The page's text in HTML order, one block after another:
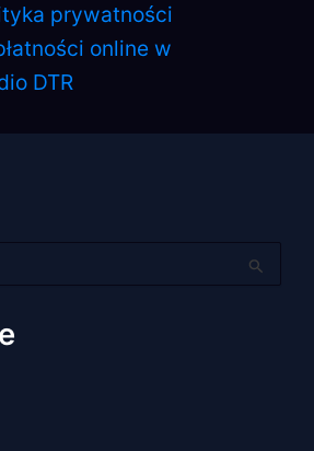
prywatności
online w
DTR